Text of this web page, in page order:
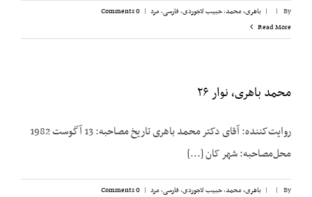
By
|
| باهری، محمد,حبیب لاجوردی,فارسی,مرد |
0 Comments
Read More
محمد باهری،‌ نوار ۲۶
روایت‌کننده: آقای دکتر محمد باهری تاریخ مصاحبه: 13 آگوست 1982
محل‌مصاحبه: شهر کان [...]
By
|
| باهری، محمد,حبیب لاجوردی,فارسی,مرد |
0 Comments